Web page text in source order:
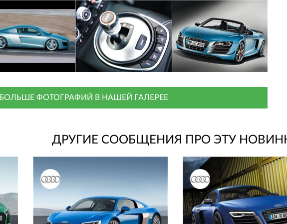
БОЛЬШЕ ФОТОГРАФИЙ В НАШЕЙ ГАЛЕРЕЕ
ДРУГИЕ СООБЩЕНИЯ ПРО ЭТУ